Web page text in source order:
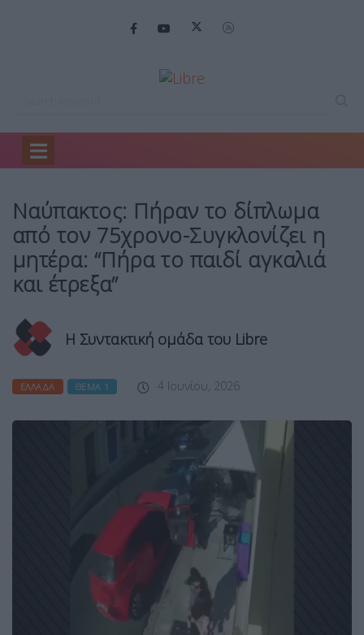
Home
Ναύπακτος: Πήραν το δίπλωμα
από τον 75χρονο-Συγκλονίζει η
μητέρα: “Πήρα το παιδί αγκαλιά
και έτρεξα”
Η Συντακτική ομάδα του Libre
ΕΛΛΆΔΑ ΘΈΜΑ 1 4 Ιουνίου, 2026